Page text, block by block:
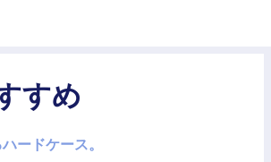
すめ
ードケース。